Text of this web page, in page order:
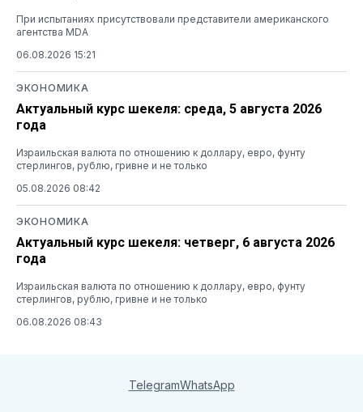
При испытаниях присутствовали представители американского
агентства MDA
06.08.2026 15:21
ЭКОНОМИКА
Актуальный курс шекеля: среда, 5 августа 2026
года
Израильская валюта по отношению к доллару, евро, фунту
стерлингов, рублю, гривне и не только
05.08.2026 08:42
ЭКОНОМИКА
Актуальный курс шекеля: четверг, 6 августа 2026
года
Израильская валюта по отношению к доллару, евро, фунту
стерлингов, рублю, гривне и не только
06.08.2026 08:43
TelegramWhatsApp